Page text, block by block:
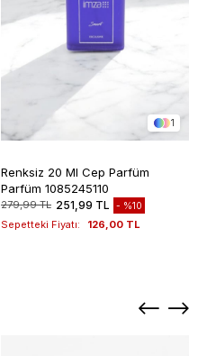
1
Renksiz 20 Ml Cep Parfüm
Parfüm 1085245110
279,99 TL 251,99 TL %10
Sepetteki Fiyatı: 126,00 TL